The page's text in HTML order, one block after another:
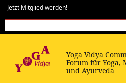
Jetzt Mitglied werden!